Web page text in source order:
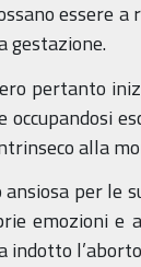
essere
gestazione.
pertanto
alla
per le
emozioni e
indotto